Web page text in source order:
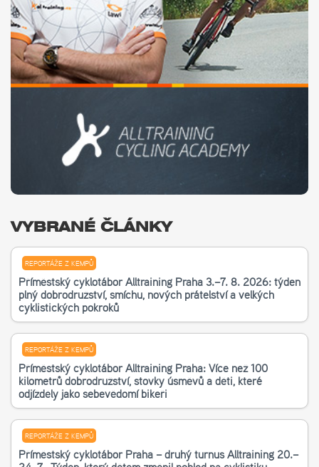
VYBRANÉ ČLÁNKY
REPORTÁŽE Z KEMPŮ
Příměstský cyklotábor Alltraining Praha 3.–7. 8. 2026: týden
plný dobrodružství, smíchu, nových přátelství a velkých
cyklistických pokroků
REPORTÁŽE Z KEMPŮ
Příměstský cyklotábor Alltraining Praha: Více než 100
kilometrů dobrodružství, stovky úsměvů a děti, které
odjížděly jako sebevědomí bikeři
REPORTÁŽE Z KEMPŮ
Příměstský cyklotábor Praha – druhý turnus Alltraining 20.–